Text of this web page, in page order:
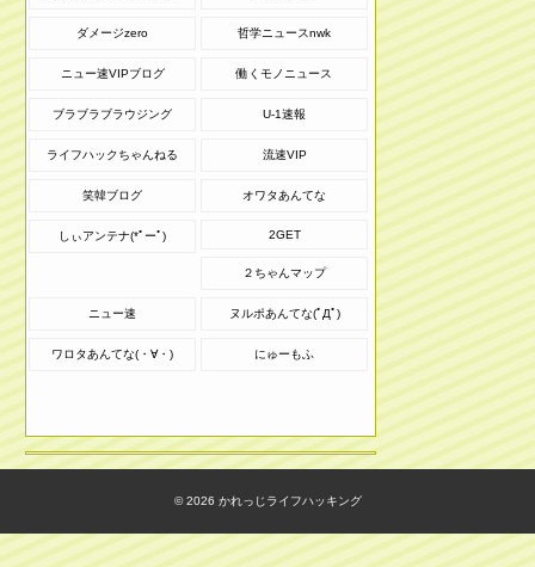
ダメージzero 哲学ニュースnwk
ニュー速VIPブログ 働くモノニュース
ブラブラブラウジング U-1速報
ライフハックちゃんねる 流速VIP
笑韓ブログ オワタあんてな
しぃアンテナ(*ﾟーﾟ) 2GET
２ちゃんマップ
ニュー速 ヌルポあんてな(ﾟДﾟ)
ワロタあんてな(・∀・) にゅーもふ
© 2026 かれっじライフハッキング